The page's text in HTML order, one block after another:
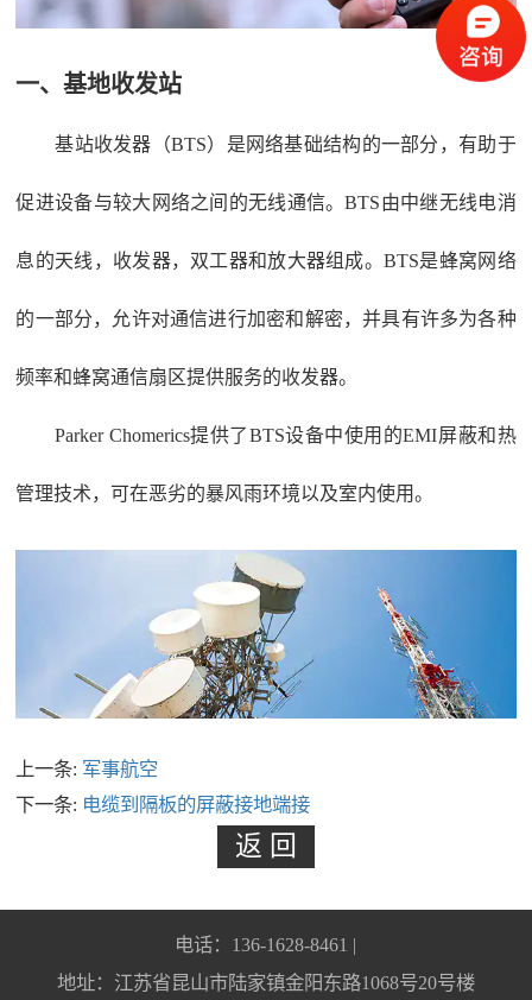
一、基地收发站
基站收发器（BTS）是网络基础结构的一部分，有助于
促进设备与较大网络之间的无线通信。BTS由中继无线电消
息的天线，收发器，双工器和放大器组成。BTS是蜂窝网络
的一部分，允许对通信进行加密和解密，并具有许多为各种
频率和蜂窝通信扇区提供服务的收发器。
Parker Chomerics提供了BTS设备中使用的EMI屏蔽和热
管理技术，可在恶劣的暴风雨环境以及室内使用。
上一条: 军事航空
下一条: 电缆到隔板的屏蔽接地端接
电话：136-1628-8461 |
地址：江苏省昆山市陆家镇金阳东路1068号20号楼